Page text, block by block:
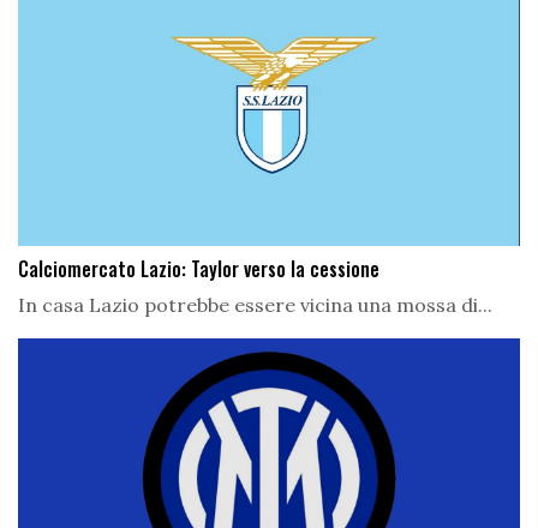
Calciomercato Lazio: Taylor verso la cessione
In casa Lazio potrebbe essere vicina una mossa di...